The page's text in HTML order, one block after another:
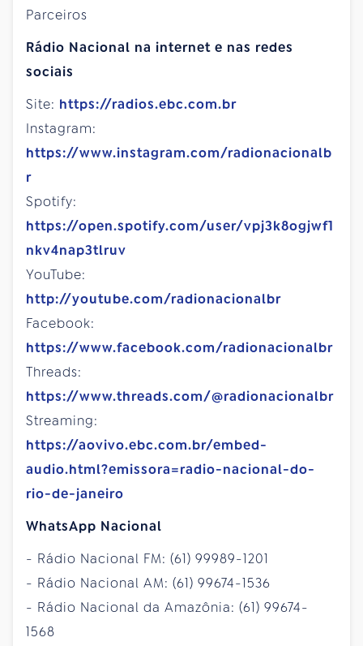
Parceiros
Rádio Nacional na internet e nas redes
sociais
Site: https://radios.ebc.com.br
Instagram:
https://www.instagram.com/radionacionalb
r
Spotify:
https://open.spotify.com/user/vpj3k8ogjwf1
nkv4nap3tlruv
YouTube:
http://youtube.com/radionacionalbr
Facebook:
https://www.facebook.com/radionacionalbr
Threads:
https://www.threads.com/@radionacionalbr
Streaming:
https://aovivo.ebc.com.br/embed-
audio.html?emissora=radio-nacional-do-
rio-de-janeiro
WhatsApp Nacional
- Rádio Nacional FM: (61) 99989-1201
- Rádio Nacional AM: (61) 99674-1536
- Rádio Nacional da Amazônia: (61) 99674-
1568